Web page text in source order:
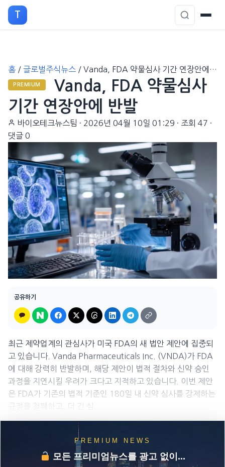
T
홈 / 글로벌주식뉴스 / Vanda, FDA 약물심사 기간 연장안에…
PREMIUM
Vanda, FDA 약물심사
기간 연장안에 반발
바이오테크뉴스팀 · 2026년 04월 10일 01:29 · 조회 47 ·
댓글 0
공유하기
최근 제약업계의 관심사가 미국 FDA의 새 법안 제안에 집중되
고 있습니다. Vanda Pharmaceuticals Inc. (VNDA)가 FDA
에 대해 강력히 반발하며, 해당 제안이 법적 절차와 신약 승인
과정을 지연시킬 우려가 크다고 지적하고 있습니다. 이번 제안
은 FDA가 기존의 법적 기준인 180일 내 신약 심사를 강제하는
규정을 철폐하고, 더 긴 심...
PREMIUM NEWS
모든 프리미엄뉴스를 광고 없이...